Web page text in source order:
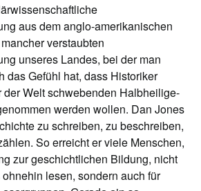
aus dem anglo-amerikanischen
verstaubten
unseres Landes, bei der man
das Gefühl hat, dass Historiker
der Welt schwebenden Halbheilige-
werden wollen. Dan Jones
zu schreiben, zu beschreiben,
So erreicht er viele Menschen,
zur geschichtlichen Bildung, nicht
lesen, sondern auch für